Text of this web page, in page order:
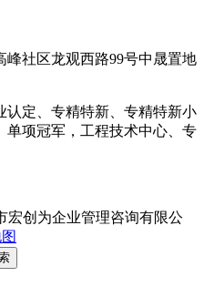
社区龙观西路99号中晟置地
宏创为企业管理咨询有限公